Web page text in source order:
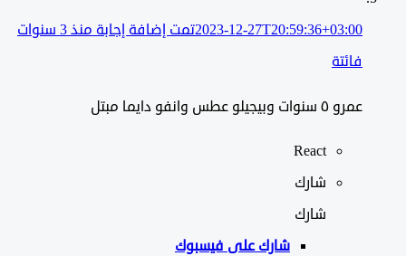
2023-12-27T20:59:36+03:00
تمت إضافة إجابة منذ 3 سنوات
React
شارك
شارك علىفيسبوك